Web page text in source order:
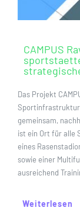
CAMPUS
Das Projekt
Sportinfrastruktur
gemeinsam,
ist ein Ort für alle
eines
sowie einer
ausreichend
Weiterlesen